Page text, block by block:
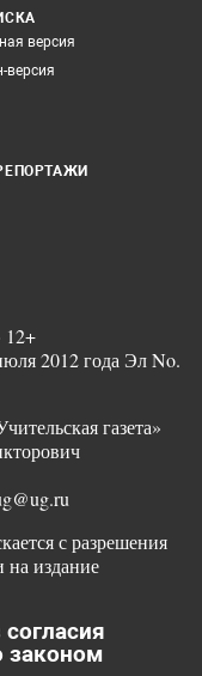
версия
версия
12+
2012 года Эл No.
газета»
с разрешения
на издание
законом